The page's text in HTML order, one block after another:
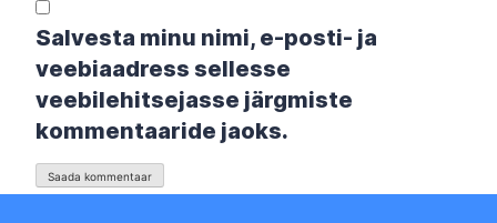
Salvesta minu nimi, e-posti- ja
veebiaadress sellesse
veebilehitsejasse järgmiste
kommentaaride jaoks.